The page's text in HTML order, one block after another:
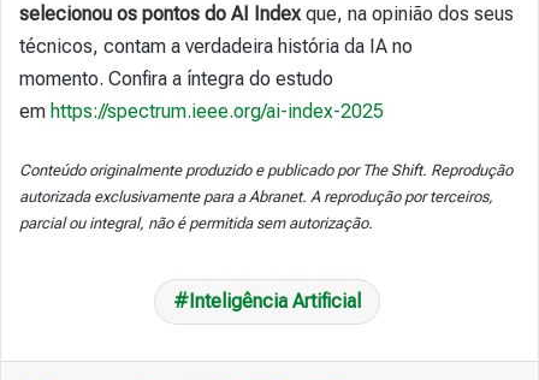
selecionou os pontos do AI Indexque, na opinião dos seus
técnicos, contam a verdadeira história da IA no
momento. Confira a íntegra do estudo
em https://spectrum.ieee.org/ai-index-2025
Conteúdo originalmente produzido e publicado por The Shift. Reprodução
autorizada exclusivamente para a Abranet. A reprodução por terceiros,
parcial ou integral, não é permitida sem autorização.
Inteligência Artificial